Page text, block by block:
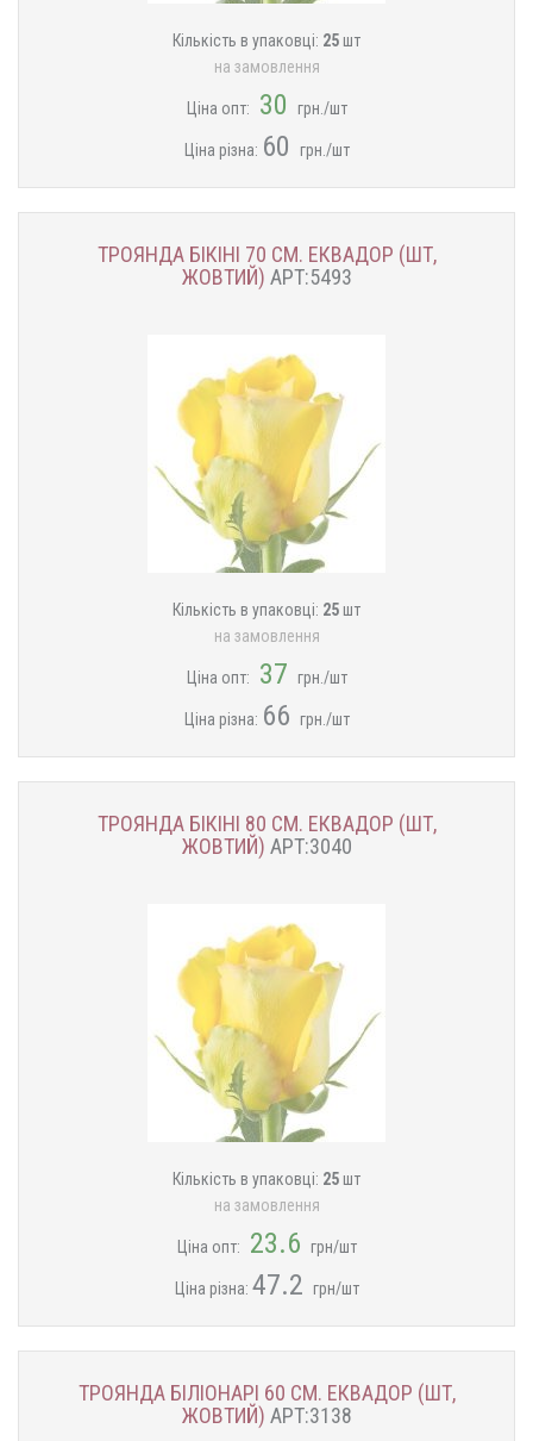
Кількість в упаковці: 25 шт
на замовлення
Ціна опт: 30 грн./шт
Ціна різна: 60 ​​грн./шт
ТРОЯНДА БІКІНІ 70 СМ. ЕКВАДОР (ШТ,
ЖОВТИЙ) АРТ:5493
Кількість в упаковці: 25 шт
на замовлення
Ціна опт: 37 грн./шт
Ціна різна: 66 грн./шт
ТРОЯНДА БІКІНІ 80 СМ. ЕКВАДОР (ШТ,
ЖОВТИЙ) АРТ:3040
Кількість в упаковці: 25 шт
на замовлення
Ціна опт: 23.6 грн/шт
Ціна різна: 47.2 грн/шт
ТРОЯНДА БІЛІОНАРІ 60 СМ. ЕКВАДОР (ШТ,
ЖОВТИЙ) АРТ:3138